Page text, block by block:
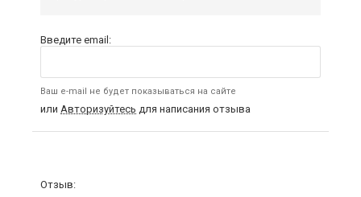
Введите email:
Ваш e-mail не будет показываться на сайте
или Авторизуйтесь для написания отзыва
Отзыв: